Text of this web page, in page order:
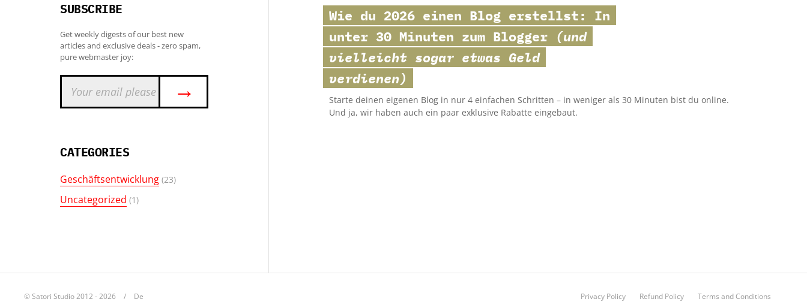
SUBSCRIBE
Get weekly digests of our best new
articles and exclusive deals - zero spam,
pure webmaster joy:
→
CATEGORIES
Geschäftsentwicklung (23)
Uncategorized (1)
Wie du 2026 einen Blog erstellst: In
unter 30 Minuten zum Blogger (und
vielleicht sogar etwas Geld
verdienen)
Starte deinen eigenen Blog in nur 4 einfachen Schritten – in weniger als 30 Minuten bist du online.
Und ja, wir haben auch ein paar exklusive Rabatte eingebaut.
© Satori Studio 2012 - 2026 De Privacy Policy Refund Policy Terms and Conditions